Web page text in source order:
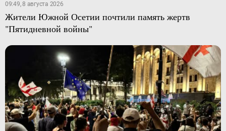
09:49, 8 августа 2026
Жители Южной Осетии почтили память жертв
"Пятидневной войны"